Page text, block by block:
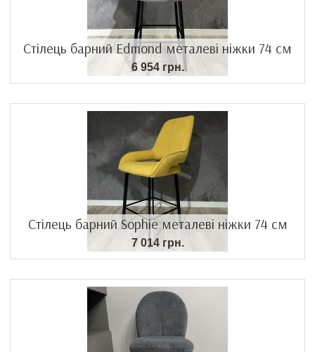
Стілець барний Edmond металеві ніжки 74 см
6 954 грн.
Стілець барний Sophie металеві ніжки 74 см
7 014 грн.